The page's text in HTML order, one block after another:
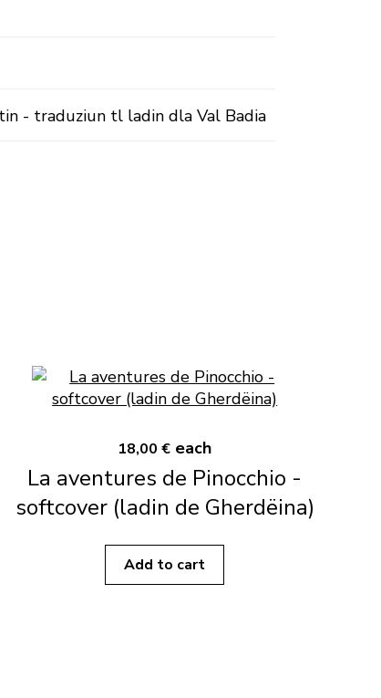
- traduziun tl ladin dla Val Badia
18,00 € each
La aventures de Pinocchio -
softcover (ladin de Gherdëina)
Add to cart